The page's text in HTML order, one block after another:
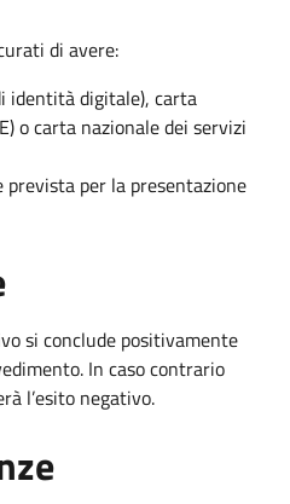
di avere:
identità digitale), carta
o carta nazionale dei servizi
per la presentazione
si conclude positivamente
In caso contrario
l’esito negativo.